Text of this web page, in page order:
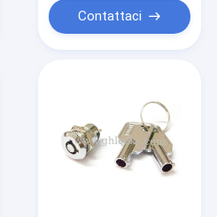
dell'acqua
Contattaci